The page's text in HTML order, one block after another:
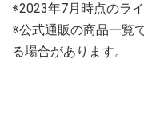
※2023年7月時点のラ
※公式通販の商品一覧
る場合があります。